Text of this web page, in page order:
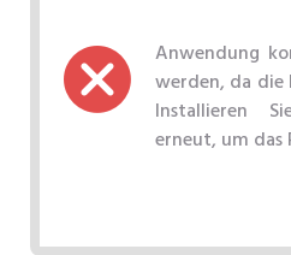
Anwendung
werden, da die
Installieren
erneut, um das